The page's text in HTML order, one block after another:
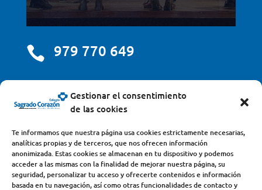
Gestionar el consentimiento
de las cookies
Te informamos que nuestra página usa cookies estrictamente necesarias,
analíticas propias y de terceros, que nos ofrecen información
anonimizada. Estas cookies se almacenan en tu dispositivo y podemos
acceder a las mismas con la finalidad de mejorar nuestra página, su
seguridad, personalizar tu acceso y ofrecerte contenidos e información
basada en tu navegación, así como otras funcionalidades de contacto y
 979 770 649
centro@scjdehon.com
Colegio y Seminario Sagrado Corazón
Avda. Castilla y León, s/n – 34200 – Venta de Baños
(Palencia) – Teléfono 979770649